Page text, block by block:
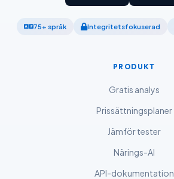
75+ språk Integritetsfokuserad
PRODUKT
Gratis analys
Prissättningsplaner
Jämför tester
Närings-AI
API-dokumentation
Bahasa Melayu
ဗမာစာ